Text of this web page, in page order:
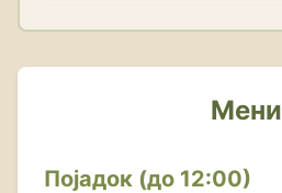
Мени
Појадок (до 12:00)